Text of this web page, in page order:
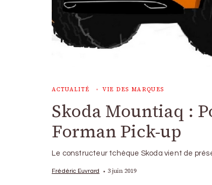
ACTUALITÉ VIE DES MARQUES
Skoda Mountiaq :
Forman Pick-up
Le constructeur tchèque Skoda vient de
Frédéric Euvrard 3 juin 2019